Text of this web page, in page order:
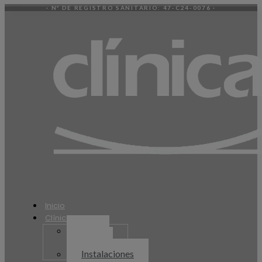
· Nº DE REGISTRO SANITARIO: 47-C24-0076 ·
Inicio
Clínica
Instalaciones